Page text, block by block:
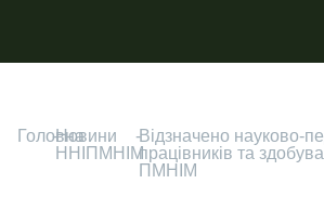
Головна
-Новини
ННІПМНІМ
-Відзначено науково-
працівників та
ПМНІМ